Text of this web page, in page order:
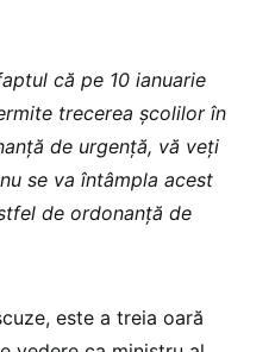
că pe 10 ianuarie
trecerea școlilor în
de urgență, vă veți
se va întâmpla acest
de ordonanță de
este a treia oară